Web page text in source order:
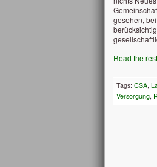
gesehen,
Read the
Tags: CSA,
Versorgung,